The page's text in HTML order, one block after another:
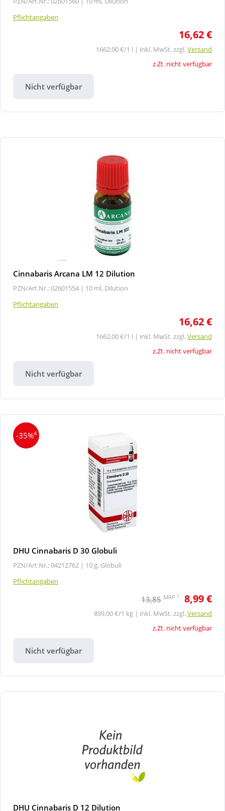
Pflichtangaben
16,62 €
1662,00 €/1 l | inkl. MwSt. zzgl.Versand
z.Zt. nicht verfügbar
Nicht verfügbar
Cinnabaris Arcana LM 12 Dilution
PZN/Art.Nr.: 02601554 | 10 ml, Dilution
Pflichtangaben
16,62 €
1662,00 €/1 l | inkl. MwSt. zzgl.Versand
z.Zt. nicht verfügbar
Nicht verfügbar
-35%4
DHU Cinnabaris D 30 Globuli
PZN/Art.Nr.: 04212762 | 10 g, Globuli
Pflichtangaben
13,85 MRP 2 8,99 €
899,00 €/1 kg | inkl. MwSt. zzgl.Versand
z.Zt. nicht verfügbar
Nicht verfügbar
DHU Cinnabaris D 12 Dilution